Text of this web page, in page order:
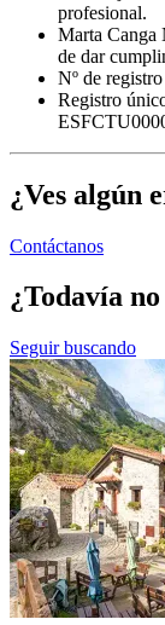
profesional.
Marta Canga
de dar
Nº de
Registro
¿Ves algún
Contáctanos
¿Todavía
Seguir buscando